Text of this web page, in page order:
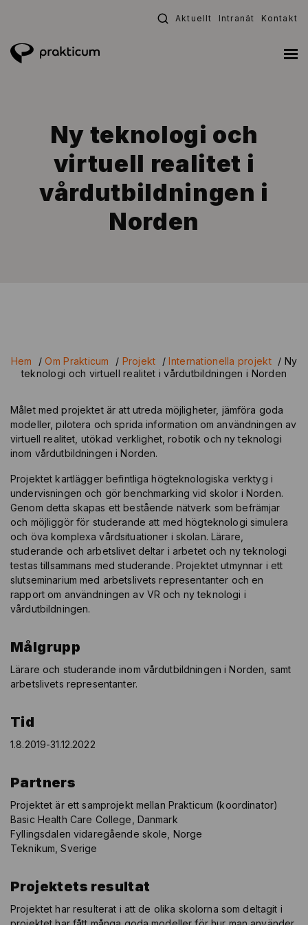
Aktuellt Intranät Kontakt
Ny teknologi och
virtuell realitet i
vårdutbildningen i
Norden
Hem /Om Prakticum / Projekt /Internationella projekt / Ny
teknologi och virtuell realitet i vårdutbildningen i Norden
Målet med projektet är att utreda möjligheter, jämföra goda
modeller, pilotera och sprida information om användningen av
virtuell realitet, utökad verklighet, robotik och ny teknologi
inom vårdutbildningen i Norden.
Projektet kartlägger befintliga högteknologiska verktyg i
undervisningen och gör benchmarking vid skolor i Norden.
Genom detta skapas ett bestående nätverk som befrämjar
och möjliggör för studerande att med högteknologi simulera
och öva komplexa vårdsituationer i skolan. Lärare,
studerande och arbetslivet deltar i arbetet och ny teknologi
testas tillsammans med studerande. Projektet utmynnar i ett
slutseminarium med arbetslivets representanter och en
rapport om användningen av VR och ny teknologi i
vårdutbildningen.
Målgrupp
Lärare och studerande inom vårdutbildningen i Norden, samt
arbetslivets representanter.
Tid
1.8.2019-31.12.2022
Partners
Projektet är ett samprojekt mellan Prakticum (koordinator)
Basic Health Care College, Danmark
Fyllingsdalen vidaregående skole, Norge
Teknikum, Sverige
Projektets resultat
Projektet har resulterat i att de olika skolorna som deltagit i